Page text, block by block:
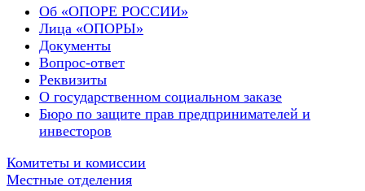
Об «ОПОРЕ РОССИИ»
Лица «ОПОРЫ»
Документы
Вопрос-ответ
Реквизиты
О государственном социальном заказе
Бюро по защите прав предпринимателей и
инвесторов
Комитеты и комиссии
Местные отделения